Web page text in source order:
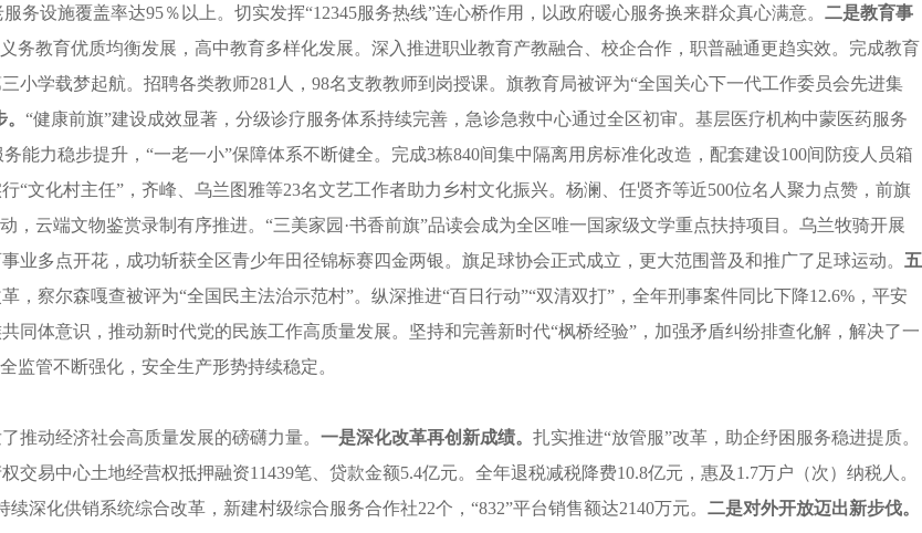
设施覆盖率达95％以上。切实发挥“12345服务热线”连心桥作用，以政府暖心服务换来群众真心满意。 二是教育事
务教育优质均衡发展，高中教育多样化发展。深入推进职业教育产教融合、校企合作，职普融通更趋实效。完成教育
小学载梦起航。招聘各类教师281人，98名支教教师到岗授课。旗教育局被评为“全国关心下一代工作委员会先进集
“健康前旗”建设成效显著，分级诊疗服务体系持续完善，急诊急救中心通过全区初审。基层医疗机构中蒙医药服务
能力稳步提升，“一老一小”保障体系不断健全。完成3栋840间集中隔离用房标准化改造，配套建设100间防疫人员箱
“文化村主任”，齐峰、乌兰图雅等23名文艺工作者助力乡村文化振兴。杨澜、 任贤齐等近500位名人聚力点赞，前旗
，云端文物鉴赏录制有序推进。“三美家园 ·书香前旗”品读会成为全区唯一国家级文学重点扶持项目。乌兰牧骑开展
多点开花，成功斩获全区青少年田径锦标赛四金两银。旗足球协会正式成立，更大范围普及和推广了足球运动。 五
，察尔森嘎查被评为“全国民主法治示范村”。纵深推进“百日行动”“双清双打”，全年刑事案件同比下降12.6%，平安
同体意识，推动新时代党的民族工作高质量发展。坚持和完善新时代“枫桥经验”，加强矛盾纠纷排查化解，解决了一
监管不断强化，安全生产形势持续稳定。
推动经济社会高质量发展的磅礴力量。 一是深化改革再创新成绩。 扎实推进“放管服”改革，助企纾困服务稳进提质。
交易中心土地经营权抵押融资11439笔、贷款金额5.4亿元。全年退税减税降费10.8亿元，惠及1.7万户（次）纳税人。
续深化供销系统综合改革，新建村级综合服务合作社22个，“832”平台销售额达2140万元。 二是对外开放迈出新步伐。